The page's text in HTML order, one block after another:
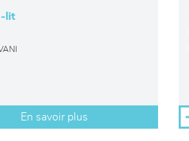
lit
En savoir plus